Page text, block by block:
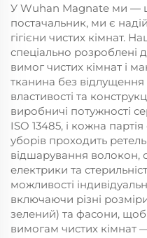
У Wuhan Magnate ми —
постачальник, ми є
гігієни чистих кімнат.
спеціально розроблені
вимог чистих кімнат і
тканина без відлущення
властивості та
виробничі потужності
ISO 13485, і кожна
уборів проходить
відшарування волокон,
електрики та
можливості
включаючи різні
зелений) та фасони,
вимогам чистих кімнат